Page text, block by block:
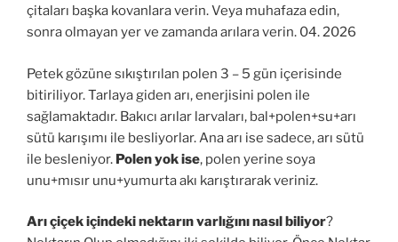
çitaları başka kovanlara verin. Veya muhafaza edin,
sonra olmayan yer ve zamanda arılara verin. 04. 2026
Petek gözüne sıkıştırılan polen 3 – 5 gün içerisinde
bitiriliyor. Tarlaya giden arı, enerjisini polen ile
sağlamaktadır. Bakıcı arılar larvaları, bal+polen+su+arı
sütü karışımı ile besliyorlar. Ana arı ise sadece, arı sütü
ile besleniyor. Polen yok ise, polen yerine soya
unu+mısır unu+yumurta akı karıştırarak veriniz.
Arı çiçek içindeki nektarın varlığını nasıl biliyor?